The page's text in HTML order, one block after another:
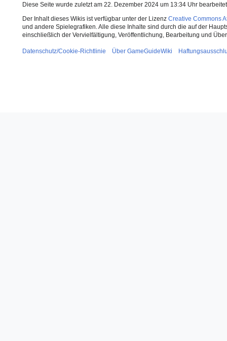
Diese Seite wurde zuletzt am 22. Dezember 2024 um 13:34 Uhr
Der Inhalt dieses Wikis ist verfügbar unter der Lizenz Creative Commons
und andere Spielegrafiken. Alle diese Inhalte sind durch die auf der
einschließlich der Vervielfältigung, Veröffentlichung, Bearbeitung und
Datenschutz/Cookie-Richtlinie Über GameGuideWiki